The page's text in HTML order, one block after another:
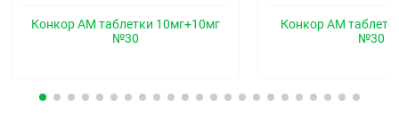
Конкор АМ таблетки 10мг+10мг
№30
Конкор АМ
№30